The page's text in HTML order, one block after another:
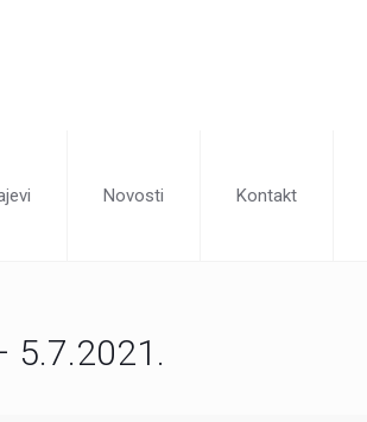
Novosti Kontakt
5.7.2021.